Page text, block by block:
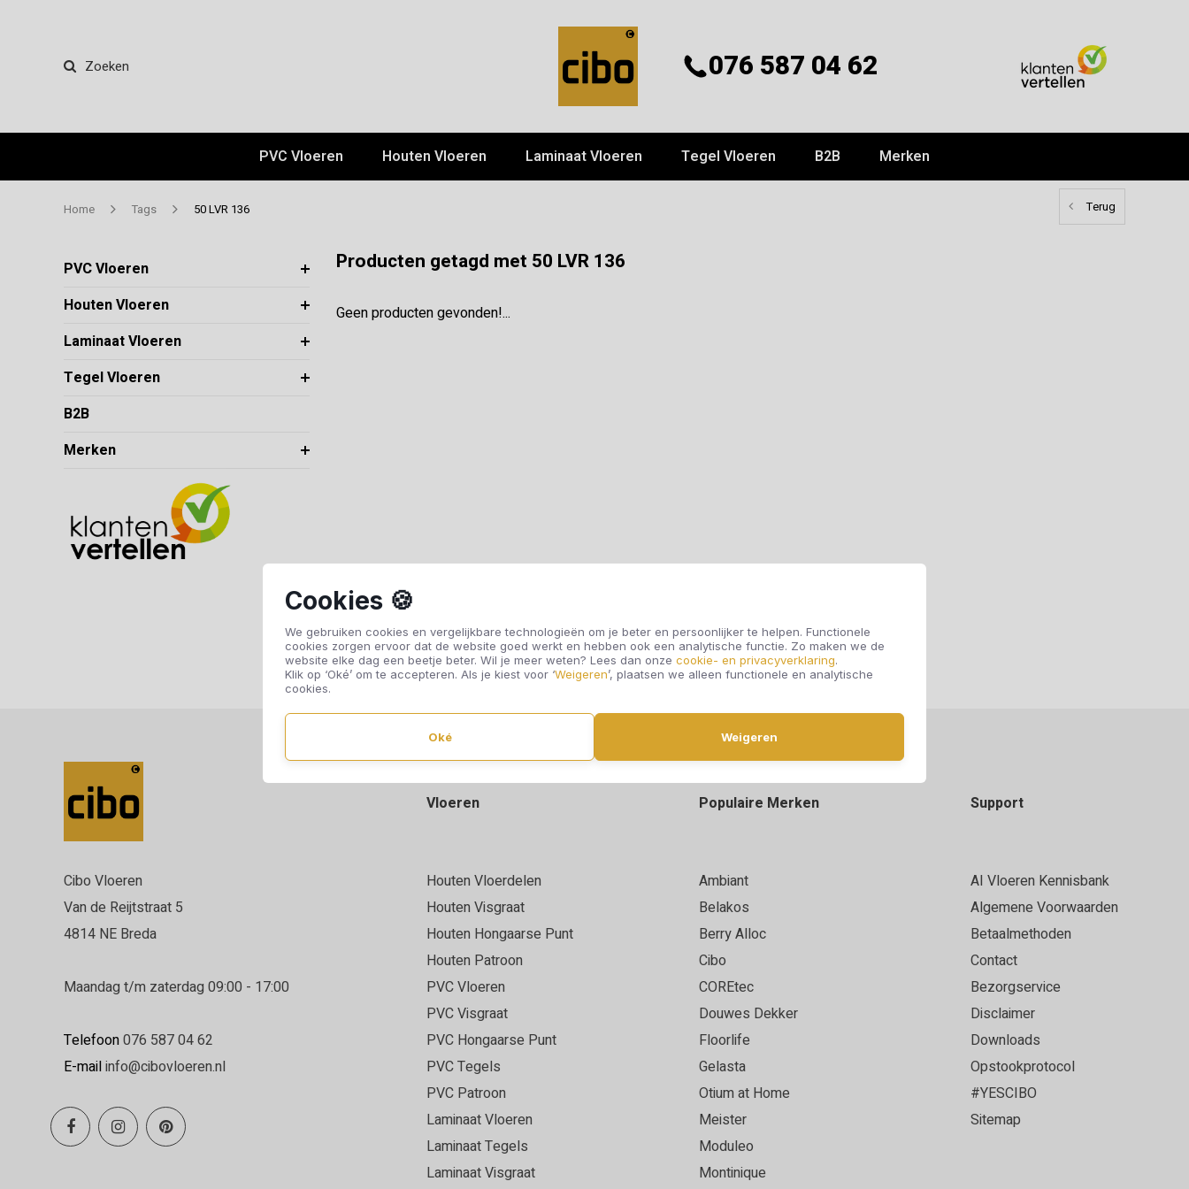
Cookies 🍪
We gebruiken cookies en vergelijkbare technologieën om je beter en persoonlijker te helpen. Functionele
cookies zorgen ervoor dat de website goed werkt en hebben ook een analytische functie. Zo maken we de
website elke dag een beetje beter. Wil je meer weten? Lees dan onze cookie- en privacyverklaring.
Klik op ‘Oké’ om te accepteren. Als je kiest voor ‘Weigeren’, plaatsen we alleen functionele en analytische
cookies.
Oké Weigeren
Zoeken 076 587 04 62
PVC Vloeren Houten Vloeren Laminaat Vloeren Tegel Vloeren B2B Merken
Home Tags 50 LVR 136 Terug
PVC Vloeren
Houten Vloeren
Laminaat Vloeren
Tegel Vloeren
B2B
Merken
Producten getagd met 50 LVR 136
Geen producten gevonden!...
Cibo Vloeren
Van de Reijtstraat 5
4814 NE Breda
Maandag t/m zaterdag 09:00 - 17:00
Telefoon076 587 04 62
E-mailinfo@cibovloeren.nl
Vloeren
Houten Vloerdelen
Houten Visgraat
Houten Hongaarse Punt
Houten Patroon
PVC Vloeren
PVC Visgraat
PVC Hongaarse Punt
PVC Tegels
PVC Patroon
Laminaat Vloeren
Laminaat Tegels
Laminaat Visgraat
Populaire Merken
Ambiant
Belakos
Berry Alloc
Cibo
COREtec
Douwes Dekker
Floorlife
Gelasta
Otium at Home
Meister
Moduleo
Montinique
Support
AI Vloeren Kennisbank
Algemene Voorwaarden
Betaalmethoden
Contact
Bezorgservice
Disclaimer
Downloads
Opstookprotocol
#YESCIBO
Sitemap